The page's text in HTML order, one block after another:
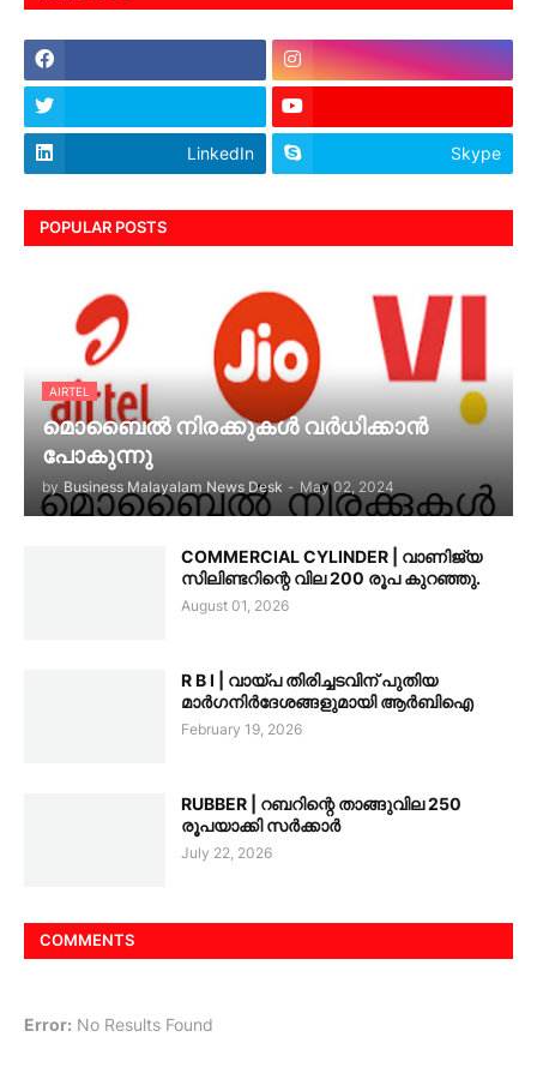
LinkedIn Skype
POPULAR POSTS
AIRTEL
മൊബൈൽ നിരക്കുകൾ വർധിക്കാൻ
പോകുന്നു
by Business Malayalam News Desk - May 02, 2024
COMMERCIAL CYLINDER | വാണിജ്യ
സിലിണ്ടറിന്റെ വില 200 രൂപ കുറഞ്ഞു.
August 01, 2026
R B I | വായ്പ തിരിച്ചടവിന് പുതിയ
മാർഗനിർദേശങ്ങളുമായി ആർബിഐ
February 19, 2026
RUBBER | റബറിന്റെ താങ്ങുവില 250
രൂപയാക്കി സർക്കാർ
July 22, 2026
COMMENTS
Error: No Results Found